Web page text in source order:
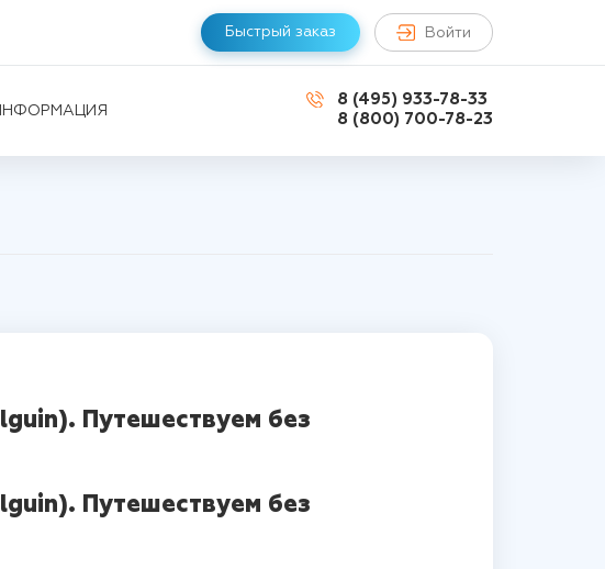
Быстрый заказ Войти
8 (495) 933-78-33
8 (800) 700-78-23
Путешествуем без
Путешествуем без